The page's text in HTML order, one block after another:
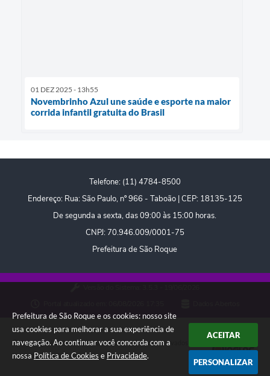
Prefeitura de São Roque e os cookies: nosso site
usa cookies para melhorar a sua experiência de
navegação. Ao continuar você concorda com a
nossa Política de Cookies e Privacidade.
ACEITAR
PERSONALIZAR
01 DEZ 2025 - 13h55
Novembrinho Azul une saúde e esporte na maior
corrida infantil gratuita do Brasil
Telefone: (11) 4784-8500
Endereço: Rua: São Paulo, nº 966 - Taboão | CEP: 18135-125
De segunda a sexta, das 09:00 às 15:00 horas.
CNPJ: 70.946.009/0001-75
Prefeitura de São Roque
Copyright Instar - 2006-2026. Todos os direitos reservados -
Instar Tecnologia